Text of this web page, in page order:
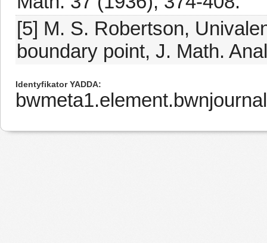
[5] M. S. Robertson,
boundary point, J. Math.
Identyfikator YADDA